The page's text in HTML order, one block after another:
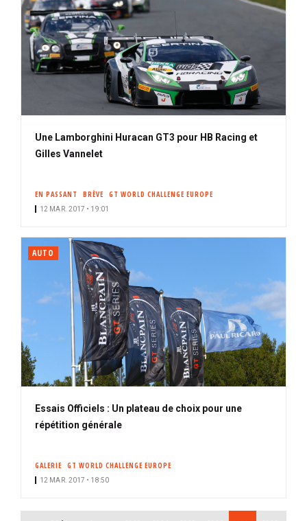
Une Lamborghini Huracan GT3 pour HB Racing et
Gilles Vannelet
EN PASSANT BRÈVE GT WORLD CHALLENGE EUROPE
12 MAR. 2017 • 19:01
AUTO
Essais Officiels : Un plateau de choix pour une
répétition générale
GALERIE GT WORLD CHALLENGE EUROPE
12 MAR. 2017 • 18:50